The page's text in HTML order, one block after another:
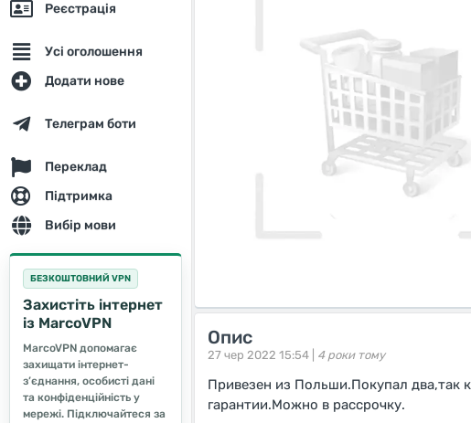
Реєстрація
Усі оголошення
Додати нове
Телеграм боти
Переклад
Підтримка
Вибір мови
БЕЗКОШТОВНИЙ VPN
Захистіть інтернет
із MarcoVPN
MarcoVPN допомагає
захищати інтернет-
з’єднання, особисті дані
та конфіденційність у
мережі. Підключайтеся за
Опис
27 чер 2022 15:54 | 4 роки тому
Привезен из Польши.Покупал два,так
гарантии.Можно в рассрочку.